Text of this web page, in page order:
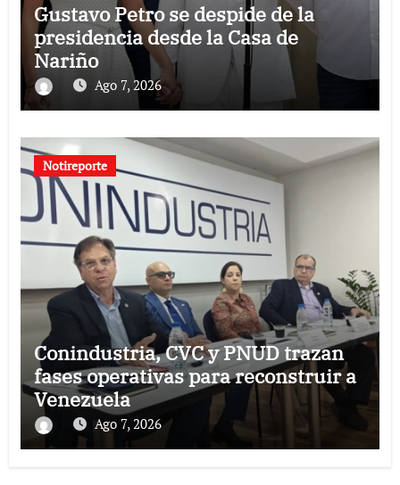
Gustavo Petro se despide de la
presidencia desde la Casa de
Nariño
Ago 7, 2026
Notireporte
Conindustria, CVC y PNUD trazan
fases operativas para reconstruir a
Venezuela
Ago 7, 2026